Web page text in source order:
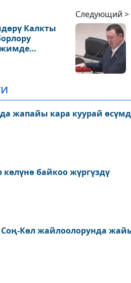
Калкты
Следующий >
жапайы кара куурай
байкоо жүргүздү
Көл жайлоолорунда